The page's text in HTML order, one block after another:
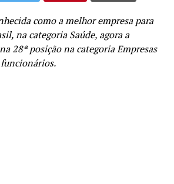
como a melhor empresa para
na categoria Saúde, agora a
28ª posição na categoria Empresas